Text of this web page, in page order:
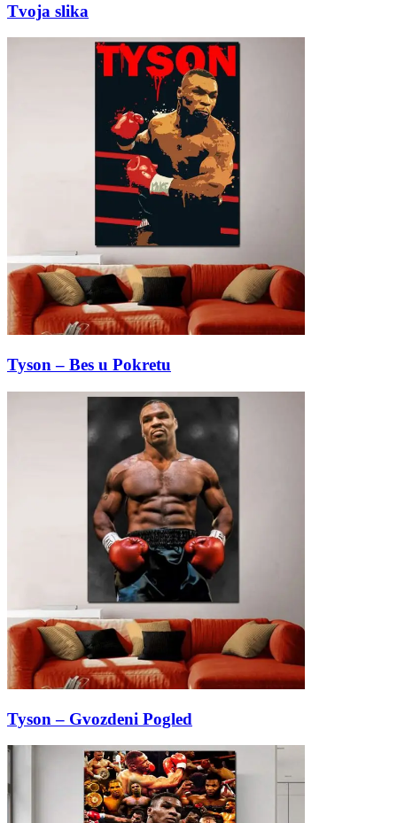
Tvoja slika
Tyson – Bes u Pokretu
Tyson – Gvozdeni Pogled